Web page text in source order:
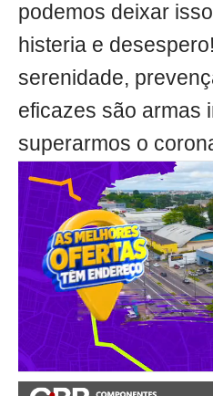
podemos deixar
histeria e
serenidade,
eficazes são armas
superarmos o